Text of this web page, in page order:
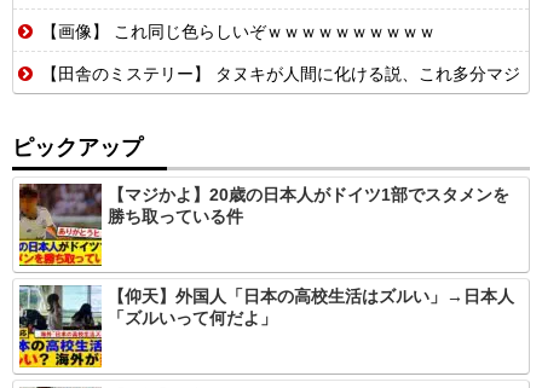
【画像】 これ同じ色らしいぞｗｗｗｗｗｗｗｗｗｗ
【田舎のミステリー】 タヌキが人間に化ける説、これ多分マジ
ピックアップ
【マジかよ】20歳の日本人がドイツ1部でスタメンを
勝ち取っている件
【仰天】外国人「日本の高校生活はズルい」→日本人
「ズルいって何だよ」